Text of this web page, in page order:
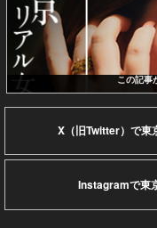
この記事
X（旧Twitter）で東
Instagramで東